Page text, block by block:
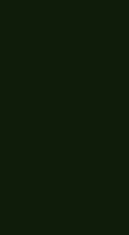
La ley aplicable en caso de
textos legales, así como